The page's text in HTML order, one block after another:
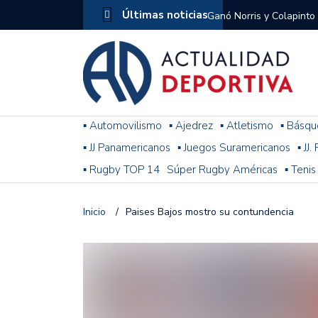
Últimas noticiasGanó Norris y
1
El penal de Barracas
Monumental
Se jugó una nueva
Arrancó el Torneo
Franco Colapinto giró
▪ Automovilismo ▪ Ajedrez ▪ Atletismo ▪
▪ JJ Panamericanos ▪ Juegos Suramericanos ▪
▪ Rugby TOP 14 Súper Rugby Américas ▪ Tenis
Inicio / Paises Bajos mostro su contundencia